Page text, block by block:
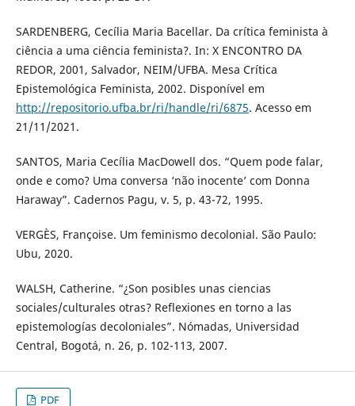
SARDENBERG, Cecília Maria Bacellar. Da crítica feminista à
ciência a uma ciência feminista?. In: X ENCONTRO DA
REDOR, 2001, Salvador, NEIM/UFBA. Mesa Crítica
Epistemológica Feminista, 2002. Disponível em
http://repositorio.ufba.br/ri/handle/ri/6875. Acesso em
21/11/2021.
SANTOS, Maria Cecília MacDowell dos. “Quem pode falar,
onde e como? Uma conversa ‘não inocente’ com Donna
Haraway”. Cadernos Pagu, v. 5, p. 43-72, 1995.
VERGÈS, Françoise. Um feminismo decolonial. São Paulo:
Ubu, 2020.
WALSH, Catherine. “¿Son posibles unas ciencias
sociales/culturales otras? Reflexiones en torno a las
epistemologías decoloniales”. Nómadas, Universidad
Central, Bogotá, n. 26, p. 102-113, 2007.
PDF